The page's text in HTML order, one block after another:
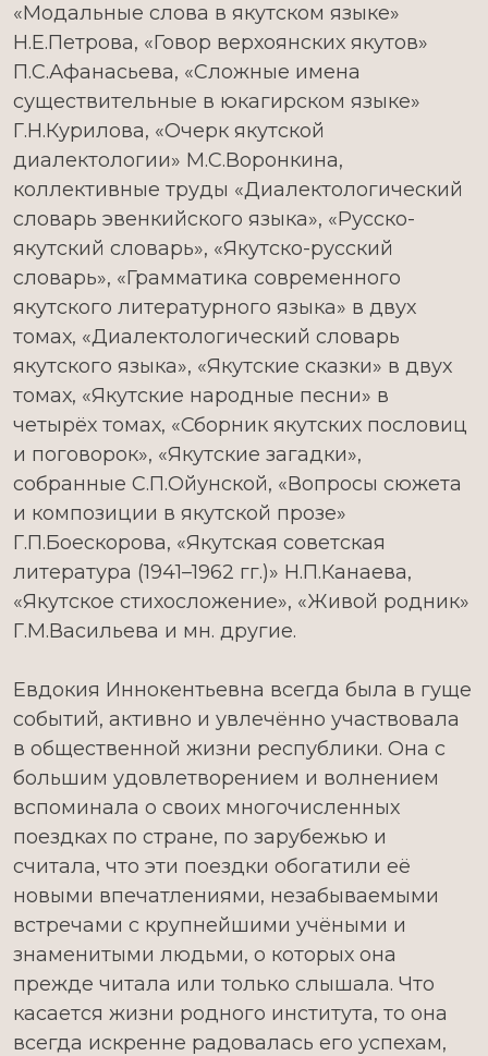
«Модальные слова в якутском языке»
Н.Е.Петрова, «Говор верхоянских якутов»
П.С.Афанасьева, «Сложные имена
существительные в юкагирском языке»
Г.Н.Курилова, «Очерк якутской
диалектологии» М.С.Воронкина,
коллективные труды «Диалектологический
словарь эвенкийского языка», «Русско-
якутский словарь», «Якутско-русский
словарь», «Грамматика современного
якутского литературного языка» в двух
томах, «Диалектологический словарь
якутского языка», «Якутские сказки» в двух
томах, «Якутские народные песни» в
четырёх томах, «Сборник якутских пословиц
и поговорок», «Якутские загадки»,
собранные С.П.Ойунской, «Вопросы сюжета
и композиции в якутской прозе»
Г.П.Боескорова, «Якутская советская
литература (1941–1962 гг.)» Н.П.Канаева,
«Якутское стихосложение», «Живой родник»
Г.М.Васильева и мн. другие.
Евдокия Иннокентьевна всегда была в гуще
событий, активно и увлечённо участвовала
в общественной жизни республики. Она с
большим удовлетворением и волнением
вспоминала о своих многочисленных
поездках по стране, по зарубежью и
считала, что эти поездки обогатили её
новыми впечатлениями, незабываемыми
встречами с крупнейшими учёными и
знаменитыми людьми, о которых она
прежде читала или только слышала. Что
касается жизни родного института, то она
всегда искренне радовалась его успехам,